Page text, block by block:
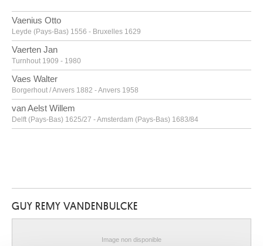
Vaenius Otto
Leyde (Pays-Bas) 1556 - Bruxelles 1629
Vaerten Jan
Turnhout 1909 - 1980
Vaes Walter
Borgerhout / Anvers 1882 - Anvers 1958
van Aelst Willem
Delft (Pays-Bas) 1625/27 - Amsterdam (Pays-Bas) 1683/84
Schaerbeek / Bruxelles 1918 - Bruxelles 1961
GUY REMY VANDENBULCKE
Image non disponible